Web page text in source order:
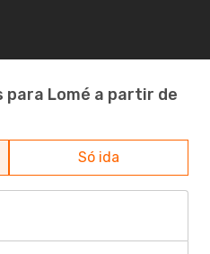
para Lomé a partir de
Só ida